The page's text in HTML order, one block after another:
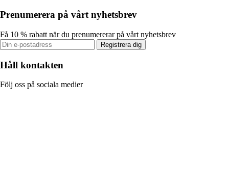
Prenumerera på vårt nyhetsbrev
Få 10 % rabatt när du prenumererar på vårt nyhetsbrev
Registrera dig
Håll kontakten
Följ oss på sociala medier